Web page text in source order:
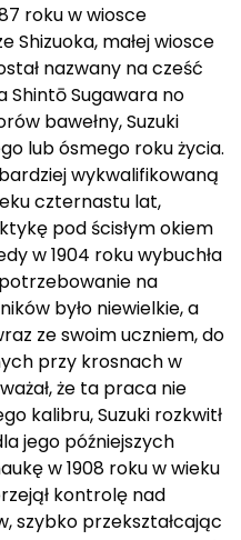
roku w wiosce
Shizuoka, małej wiosce
nazwany na cześć
Shintō Sugawara no
bawełny, Suzuki
lub ósmego roku życia.
wykwalifikowaną
czternastu lat,
pod ścisłym okiem
w 1904 roku wybuchła
na
było niewielkie, a
ze swoim uczniem, do
przy krosnach w
że ta praca nie
kalibru, Suzuki rozkwitł
jego późniejszych
w 1908 roku w wieku
kontrolę nad
szybko przekształcając